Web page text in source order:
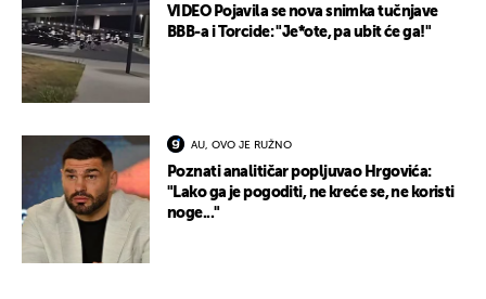
VIDEO Pojavila se nova snimka tučnjave
BBB-a i Torcide: "Je*ote, pa ubit će ga!"
AU, OVO JE RUŽNO
Poznati analitičar popljuvao Hrgovića:
"Lako ga je pogoditi, ne kreće se, ne koristi
noge..."